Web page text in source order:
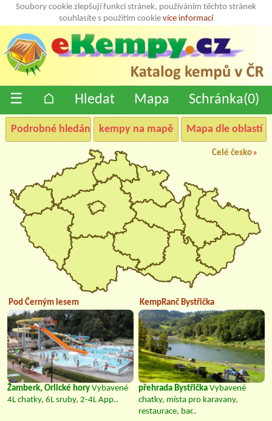
Soubory cookie zlepšují funkci stránek, používáním těchto stránek
souhlasíte s použitím cookie více informací
☰ ⌂ Hledat Mapa Schránka(0)
Podrobné hledání kempy na mapě Mapa dle oblastí
Celé česko»
Pod Černým lesem
Žamberk, Orlické hory Vybavené
4L chatky, 6L sruby, 2-4L App..
KempRanč Bystřička
přehrada Bystřička Vybavené
chatky, místa pro karavany,
restaurace, bar..